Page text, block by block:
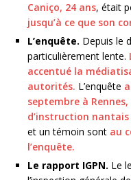
Caniço, 24 ans, était
jusqu’à ce que son
L’enquête. Depuis le
particulièrement lente.
accentué la
autorités. L’enquête
septembre à
d’instruction nantais
et un témoin sont au
l’enquête.
Le rapport IGPN. Le